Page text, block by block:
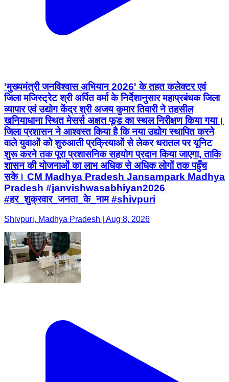
'मुख्यमंत्री जनविश्वास अभियान 2026' के तहत कलेक्टर एवं
जिला मजिस्ट्रेट श्री अर्पित वर्मा के निर्देशानुसार महाप्रबंधक जिला
व्यापार एवं उद्योग केंद्र श्री अजय कुमार तिवारी ने तहसील
खनियाधाना स्थित मेसर्स अक्षत फूड का स्थल निरीक्षण किया गया।
जिला प्रशासन ने आश्वस्त किया है कि नया उद्योग स्थापित करने
वाले युवाओं को शुरुआती प्रक्रियाओं से लेकर धरातल पर यूनिट
शुरू करने तक पूरा प्रशासनिक सहयोग प्रदान किया जाएगा, ताकि
शासन की योजनाओं का लाभ अधिक से अधिक लोगों तक पहुँच
सके। CM Madhya Pradesh Jansampark Madhya
Pradesh #janvishwasabhiyan2026
#हर_शुक्रवार_जनता_के_नाम #shivpuri
Shivpuri, Madhya Pradesh | Aug 8, 2026